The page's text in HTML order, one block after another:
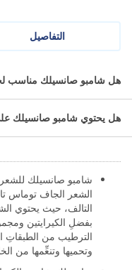
التفاصيل
شامبو صن سيلك يغذي الشعر
ما مميزات
شامبو صانسيلك للشعر
الشعر الجاف توماس
التالف، حيث يحتوي
بفضلِ الكيرايتين
الترطيب من الطبقاتِ
وتحميها وتنعِّمها من
هل شامبو صانسيلك مناسب
هل يحتوي شامبو صانسيلك